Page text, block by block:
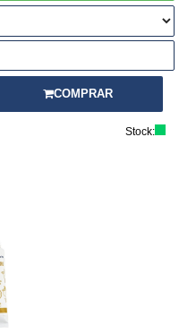
COMPRAR
Stock: